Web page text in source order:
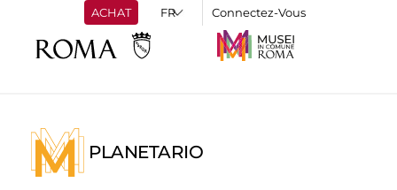
ACHAT Connectez-Vous
PLANETARIO